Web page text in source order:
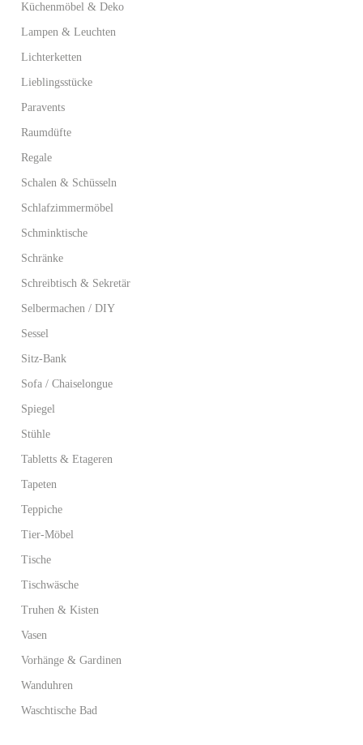
Küchenmöbel & Deko
Lampen & Leuchten
Lichterketten
Lieblingsstücke
Paravents
Raumdüfte
Regale
Schalen & Schüsseln
Schlafzimmermöbel
Schminktische
Schränke
Schreibtisch & Sekretär
Selbermachen / DIY
Sessel
Sitz-Bank
Sofa / Chaiselongue
Spiegel
Stühle
Tabletts & Etageren
Tapeten
Teppiche
Tier-Möbel
Tische
Tischwäsche
Truhen & Kisten
Vasen
Vorhänge & Gardinen
Wanduhren
Waschtische Bad